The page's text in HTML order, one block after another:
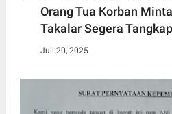
Orang Tua Korban
Takalar Segera
Juli 20, 2025